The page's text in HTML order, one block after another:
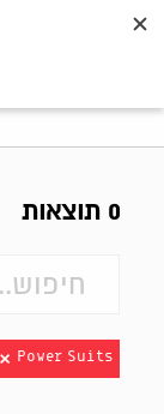
0 תוצאות
Power Suits